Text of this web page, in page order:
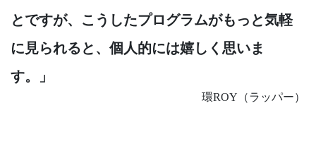
とですが、こうしたプログラムがもっと気軽
に見られると、個人的には嬉しく思いま
す。」
環ROY（ラッパー）